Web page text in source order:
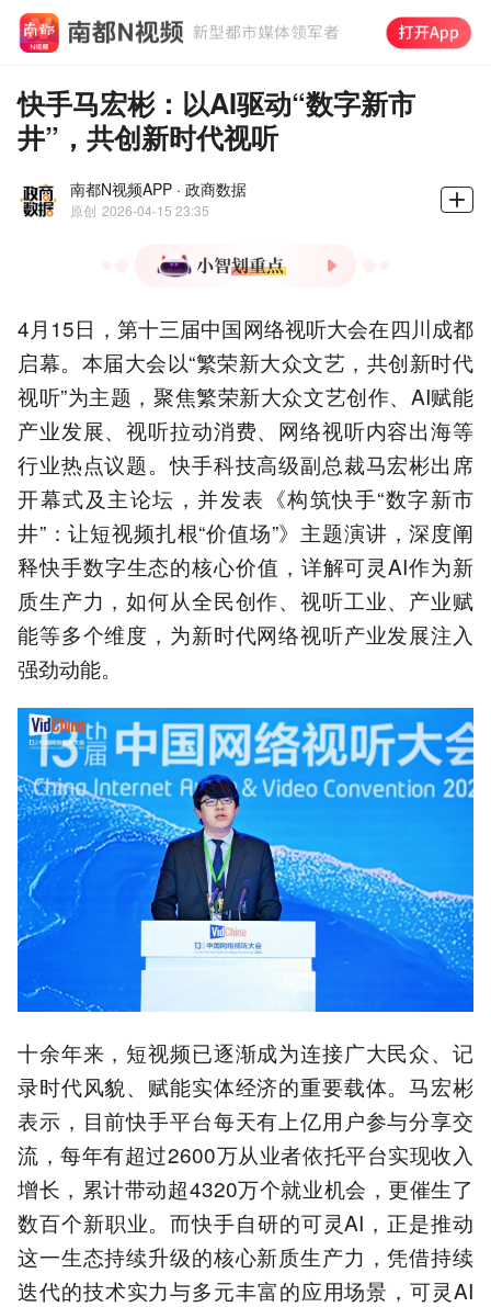
快手马宏彬：以AI驱动“数字新市
井”，共创新时代视听
南都N视频APP · 政商数据
原创 2026-04-15 23:35
亿元，2026年预计翻倍增
长。
性难题，推动影视制作工业
化。
3.快手平台带动4320万就
业，AI技术降低创作门槛实
现平权。
4.可灵AI用户破6000万，服
5.快手数字新市井战略连接
实体经济，拓展视听行业边
界。
4月15日，第十三届中国网络视听大会在四川成都
启幕。本届大会以“繁荣新大众文艺，共创新时代
视听”为主题，聚焦繁荣新大众文艺创作、AI赋能
产业发展、视听拉动消费、网络视听内容出海等
行业热点议题。快手科技高级副总裁马宏彬出席
开幕式及主论坛，并发表《构筑快手“数字新市
井”：让短视频扎根“价值场”》主题演讲，深度阐
释快手数字生态的核心价值，详解可灵AI作为新
质生产力，如何从全民创作、视听工业、产业赋
能等多个维度，为新时代网络视听产业发展注入
强劲动能。
十余年来，短视频已逐渐成为连接广大民众、记
录时代风貌、赋能实体经济的重要载体。马宏彬
表示，目前快手平台每天有上亿用户参与分享交
流，每年有超过2600万从业者依托平台实现收入
增长，累计带动超4320万个就业机会，更催生了
数百个新职业。而快手自研的可灵AI，正是推动
这一生态持续升级的核心新质生产力，凭借持续
迭代的技术实力与多元丰富的应用场景，可灵AI